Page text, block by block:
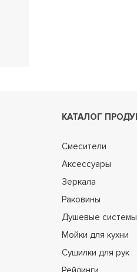
КАТАЛОГ
Смесители
Аксессуары
Зеркала
Раковины
Душевые системы
Мойки для кухни
Сушилки для рук